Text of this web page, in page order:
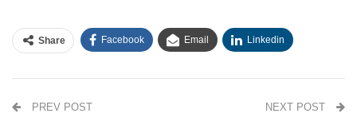
Share Facebook Email Linkedin
PREV POST NEXT POST